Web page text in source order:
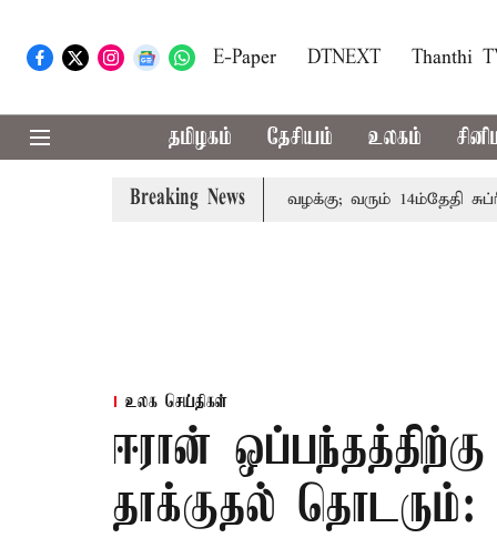
E-Paper DTNEXT Thanthi
தமிழகம் தேசியம் உலகம்
Breaking News
அரசுப்பணி வழக்கு; வரும் 14ம்தேதி
உலக செய்திகள்
ஈரான்
தாக்குதல் தொடரும்: